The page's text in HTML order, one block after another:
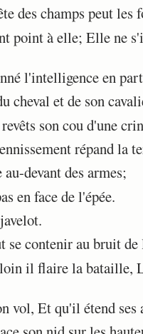
des champs peut les
point à elle; Elle ne
l'intelligence en
cheval et de son
son cou d'une
répand la
devant des armes;
en face de l'épée.
contenir au bruit de
il flaire la bataille,
vol, Et qu'il étend